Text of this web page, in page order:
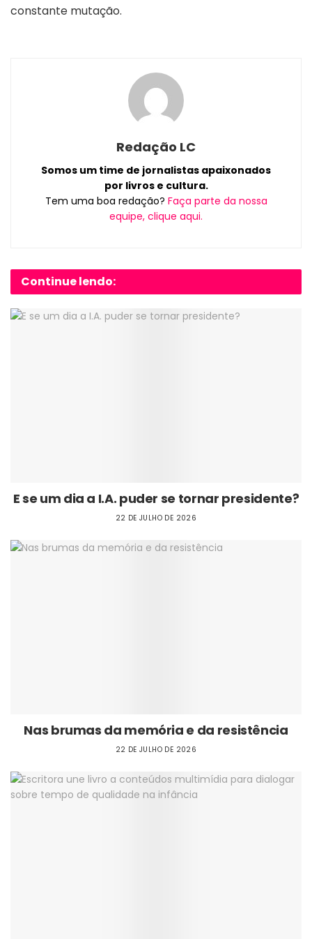
constante mutação.
Redação LC
Somos um time de jornalistas apaixonados
por livros e cultura.
Tem uma boa redação? Faça parte da nossa
equipe, clique aqui.
Continue lendo:
E se um dia a I.A. puder se tornar presidente?
22 DE JULHO DE 2026
Nas brumas da memória e da resistência
22 DE JULHO DE 2026